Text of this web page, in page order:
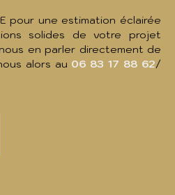
pour une estimation éclairée
solides de votre projet
en parler directement de
alors au 06 83 17 88 62/